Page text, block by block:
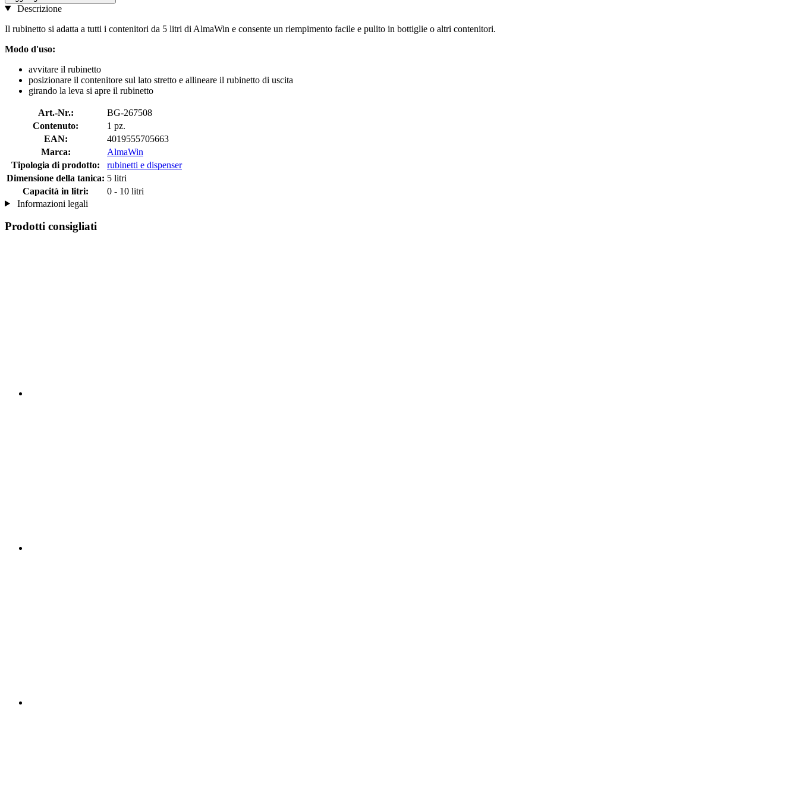
Descrizione
Il rubinetto si adatta a tutti i contenitori da 5 litri di AlmaWin e consente un riempimento facile e pulito in bottiglie o altri contenitori.
Modo d'uso:
avvitare il rubinetto
posizionare il contenitore sul lato stretto e allineare il rubinetto di uscita
girando la leva si apre il rubinetto
Art.-Nr.:
BG-267508
Contenuto:
1 pz.
EAN:
4019555705663
Marca:
AlmaWin
Tipologia di prodotto:
rubinetti e dispenser
Dimensione della tanica: 5 litri
Capacità in litri:
0 - 10 litri
Informazioni legali
Prodotti consigliati